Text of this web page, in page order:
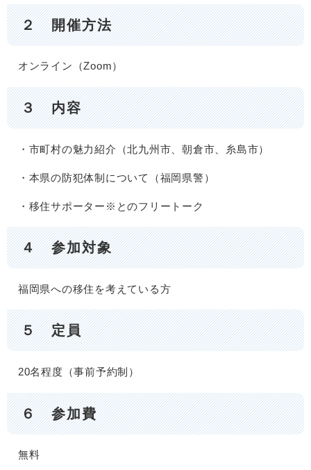
２ 開催方法
オンライン（Zoom）
３ 内容
・市町村の魅力紹介（北九州市、朝倉市、糸島市）
・本県の防犯体制について（福岡県警）
・移住サポーター※とのフリートーク
４ 参加対象
福岡県への移住を考えている方
５ 定員
20名程度（事前予約制）
６ 参加費
無料